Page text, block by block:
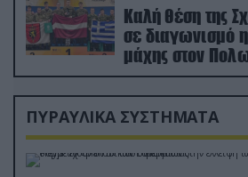
Καλή θέση της
σε διαγωνισμό
μάχης στον
ΠΥΡΑΥΛΙΚΑ ΣΥΣΤΗΜΑΤΑ